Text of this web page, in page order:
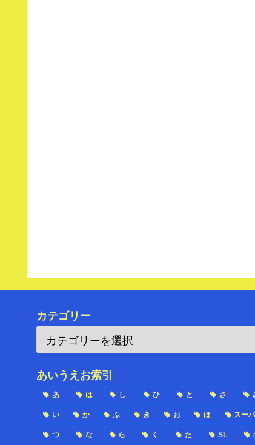
カテゴリー
あいうえお索引
あ は し ひ と さ
い か ふ き お ほ スー
つ な ら く た SL